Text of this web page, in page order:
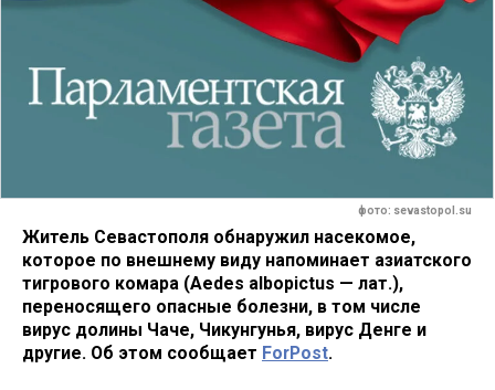
фото: sevastopol.su
Житель Севастополя обнаружил насекомое,
которое по внешнему виду напоминает азиатского
тигрового комара (Aedes albopictus — лат.),
переносящего опасные болезни, в том числе
вирус долины Чаче, Чикунгунья, вирус Денге и
другие. Об этом сообщает ForPost.